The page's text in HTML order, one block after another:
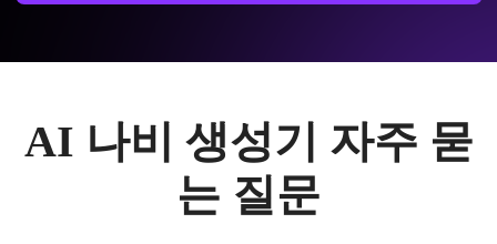
AI 나비 생성기 자주 묻
는 질문